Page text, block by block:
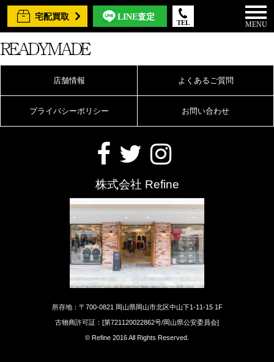
宅配買取 LINE査定
TEL MENU
READYMADE
店舗情報 よくあるご質問
プライバシーポリシー お問い合わせ
株式会社 Refine
所存地：〒700-0821 岡山県岡山市北区中山下1-11-15 1F
古物商許可証：[第721120022862号/岡山県公安委員会]
© Refine 2016 All Rights Reserved.